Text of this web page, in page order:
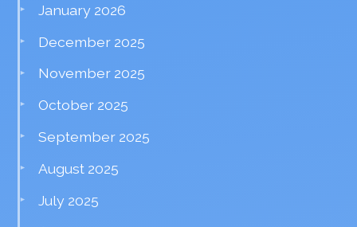
January 2026
December 2025
November 2025
October 2025
September 2025
August 2025
July 2025